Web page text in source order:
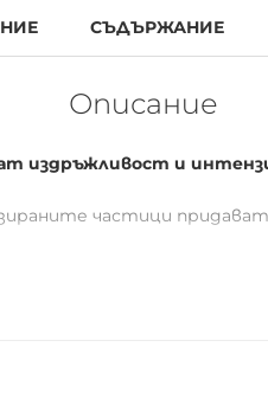
СЪДЪРЖАНИЕ
Описание
издръжливост и
частици